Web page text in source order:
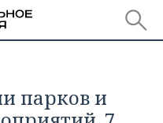
парков и